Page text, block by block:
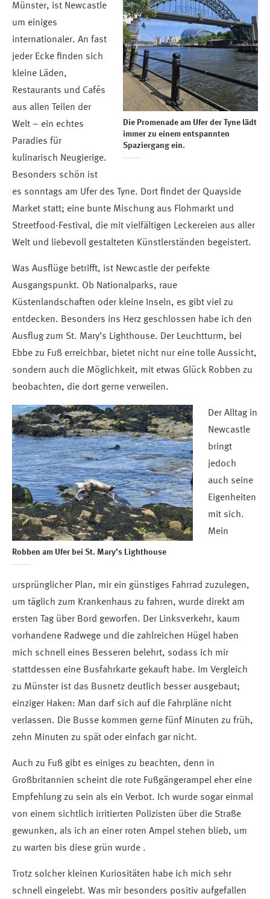
Die Promenade am Ufer der Tyne lädt
immer zu einem entspannten
Spaziergang ein.
Münster, ist Newcastle
um einiges
internationaler. An fast
jeder Ecke finden sich
kleine Läden,
Restaurants und Cafés
aus allen Teilen der
Welt – ein echtes
Paradies für
kulinarisch Neugierige.
Besonders schön ist
es sonntags am Ufer des Tyne. Dort findet der Quayside
Market statt; eine bunte Mischung aus Flohmarkt und
Streetfood-Festival, die mit vielfältigen Leckereien aus aller
Welt und liebevoll gestalteten Künstlerständen begeistert.
Was Ausflüge betrifft, ist Newcastle der perfekte
Ausgangspunkt. Ob Nationalparks, raue
Küstenlandschaften oder kleine Inseln, es gibt viel zu
entdecken. Besonders ins Herz geschlossen habe ich den
Ausflug zum St. Mary’s Lighthouse. Der Leuchtturm, bei
Ebbe zu Fuß erreichbar, bietet nicht nur eine tolle Aussicht,
sondern auch die Möglichkeit, mit etwas Glück Robben zu
beobachten, die dort gerne verweilen.
Robben am Ufer bei St. Mary’s Lighthouse
Der Alltag in
Newcastle
bringt
jedoch
auch seine
Eigenheiten
mit sich.
Mein
ursprünglicher Plan, mir ein günstiges Fahrrad zuzulegen,
um täglich zum Krankenhaus zu fahren, wurde direkt am
ersten Tag über Bord geworfen. Der Linksverkehr, kaum
vorhandene Radwege und die zahlreichen Hügel haben
mich schnell eines Besseren belehrt, sodass ich mir
stattdessen eine Busfahrkarte gekauft habe. Im Vergleich
zu Münster ist das Busnetz deutlich besser ausgebaut;
einziger Haken: Man darf sich auf die Fahrpläne nicht
verlassen. Die Busse kommen gerne fünf Minuten zu früh,
zehn Minuten zu spät oder einfach gar nicht.
Auch zu Fuß gibt es einiges zu beachten, denn in
Großbritannien scheint die rote Fußgängerampel eher eine
Empfehlung zu sein als ein Verbot. Ich wurde sogar einmal
von einem sichtlich irritierten Polizisten über die Straße
gewunken, als ich an einer roten Ampel stehen blieb, um
zu warten bis diese grün wurde .
Trotz solcher kleinen Kuriositäten habe ich mich sehr
schnell eingelebt. Was mir besonders positiv aufgefallen